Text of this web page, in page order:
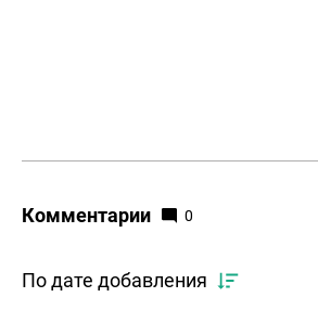
Комментарии 0
По дате добавления